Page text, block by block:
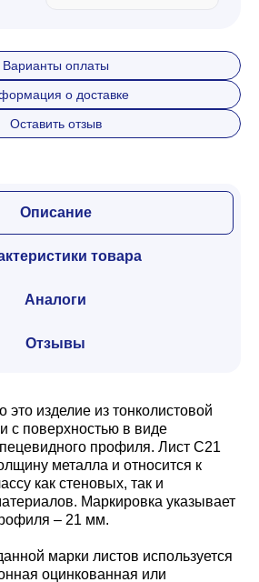
Варианты оплаты
о доставке
Оставить отзыв
Описание
товара
Аналоги
Отзывы
изделие из тонколистовой
с поверхностью в виде
профиля. Лист С21
металла и относится к
как стеновых, так и
Маркировка указывает
– 21 мм.
марки листов используется
оцинкованная или